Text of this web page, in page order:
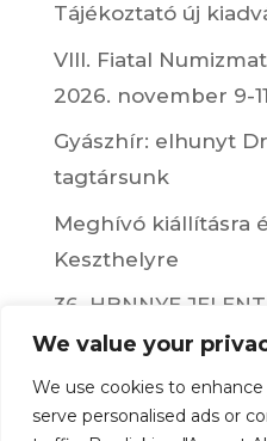
We value your
We use cookies to
serve personalised ads or
Tájékoztató új
VIII. Fiatal
2026. november 9-
Gyászhír: elhunyt
tagtársunk
Meghívó kiállításra
Keszthelyre
36. HBNNYE
CSONGRÁD
Kövesse